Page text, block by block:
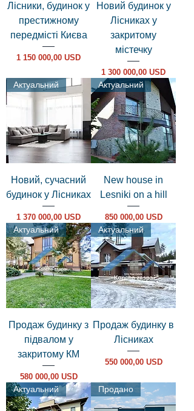
Лісники, будинок у
престижному
передмісті Києва
Ціна
1 150 000,00 USD
Новий будинок у
Лісниках у
закритому
містечку
Ціна
1 300 000,00 USD
Актуальний
Новий, сучасний
будинок у Лісниках
Ціна
1 370 000,00 USD
Актуальний
New house in
Lesniki on a hill
Ціна
850 000,00 USD
Актуальний
Продаж будинку з
підвалом у
закритому КМ
Ціна
580 000,00 USD
Актуальний
Продаж будинку в
Лісниках
Ціна
550 000,00 USD
Актуальний Продано